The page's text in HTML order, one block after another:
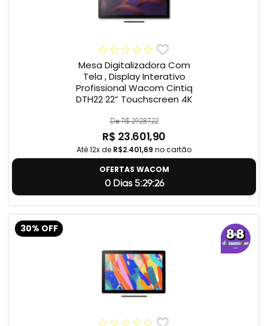
Mesa Digitalizadora Com
Tela , Display Interativo
Profissional Wacom Cintiq
DTH22 22” Touchscreen 4K
De R$ 29.287,22
R$ 23.601,90
Até 12x de R$2.401,69 no cartão
OFERTAS WACOM
0 Dias 5:29:24
30% OFF